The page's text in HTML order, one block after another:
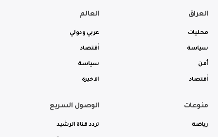
العراق
محليات
سياسة
أمن
أقتصاد
العالم
عربي ودولي
أقتصاد
سياسة
الاخيرة
منوعات
رياضة
الوصول السريع
تردد قناة الرشيد